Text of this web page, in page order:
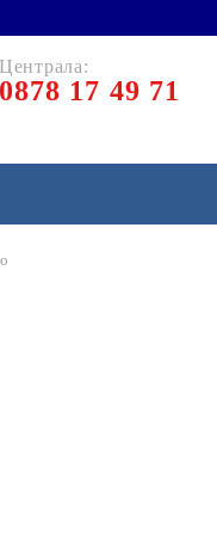
Централа:
0878 17 49 71